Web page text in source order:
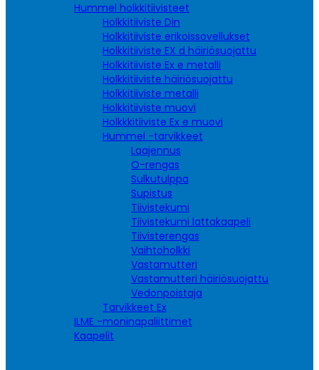
Hummel holkkitiivisteet
Holkkitiiviste Din
Holkkitiiviste erikoissovellukset
Holkkitiiviste EX d häiriösuojattu
Holkkitiiviste Ex e metalli
Holkkitiiviste häiriösuojattu
Holkkitiiviste metalli
Holkkitiiviste muovi
Holkkkitiiviste Ex e muovi
Hummel -tarvikkeet
Laajennus
O-rengas
Sulkutulppa
Supistus
Tiivistekumi
Tiivistekumi lattakaapeli
Tiivisterengas
Vaihtoholkki
Vastamutteri
Vastamutteri häiriösuojattu
Vedonpoistaja
Tarvikkeet Ex
ILME -moninapaliittimet
Kaapelit